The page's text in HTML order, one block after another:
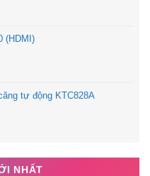
(HDMI)
tự động KTC828A
NHẤT